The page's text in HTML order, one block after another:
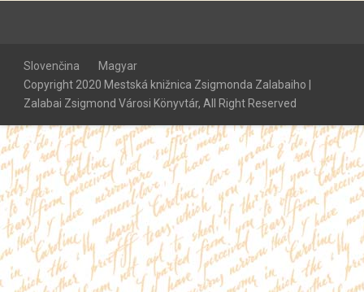
Slovenčina
Magyar
Copyright 2020 Mestská knižnica Zsigmonda Zalabaiho |
Zalabai Zsigmond Városi Könyvtár, All Right Reserved